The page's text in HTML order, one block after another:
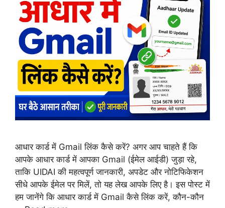
आधार कार्ड में Gmail लिंक कैसे करें? अगर आप चाहते हैं कि
आपके आधार कार्ड में आपका Gmail (ईमेल आईडी) जुड़ा रहे,
ताकि UIDAI की महत्वपूर्ण जानकारी, अपडेट और नोटिफिकेशन
सीधे आपके ईमेल पर मिलें, तो यह लेख आपके लिए है। इस पोस्ट में
हम जानेंगे कि आधार कार्ड में Gmail कैसे लिंक करें, कौन-कौन